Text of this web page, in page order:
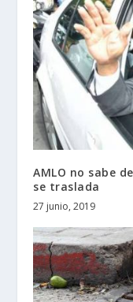
AMLO no sabe
se traslada
27 junio, 2019